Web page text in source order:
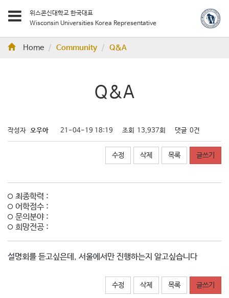
위스콘신대학교 한국대표
Wisconsin Universities Korea Representative
Home Community Q&A
Q&A
작성자 오우아 21-04-19 18:19 조회 13,937회 댓글 0건
수정 삭제 목록 글쓰기
최종학력 :
어학점수 :
문의분야 :
희망전공 :
설명회를 듣고싶은데, 서울에서만 진행하는지 알고싶습니다
수정 삭제 목록 글쓰기